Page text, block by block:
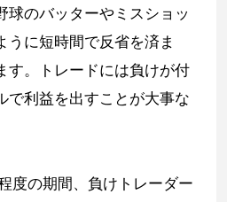
球のバッターやミスショッ
うに短時間で反省を済ま
す。トレードには負けが付
で利益を出すことが大事な
度の期間、負けトレーダー